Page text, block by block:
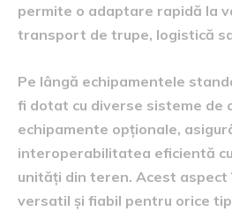
permite o adaptare rapidă la
transport de trupe, logistică
Pe lângă echipamentele
fi dotat cu diverse sisteme de
echipamente opționale,
interoperabilitatea eficientă
unități din teren. Acest aspect
versatil și fiabil pentru orice